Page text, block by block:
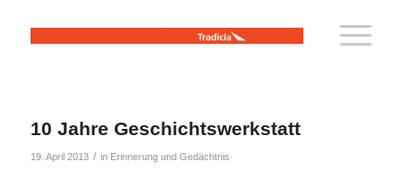
10 Jahre Geschichtswerkstatt
19. April 2013 / in Erinnerung und Gedächtnis